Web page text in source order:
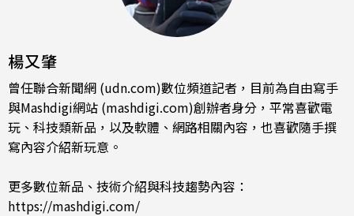
楊又肇
曾任聯合新聞網 (udn.com)數位頻道記者，目前為自由寫手
與Mashdigi網站 (mashdigi.com)創辦者身分，平常喜歡電
玩、科技類新品，以及軟體、網路相關內容，也喜歡隨手撰
寫內容介紹新玩意。
更多數位新品、技術介紹與科技趨勢內容：
https://mashdigi.com/